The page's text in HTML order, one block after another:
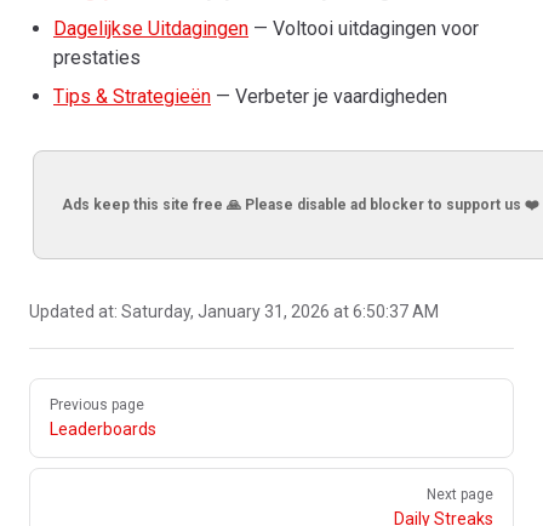
Dagelijkse Uitdagingen — Voltooi uitdagingen voor
prestaties
Tips & Strategieën — Verbeter je vaardigheden
Ads keep this site free 🙏 Please disable ad blocker to support us ❤️
Updated at: Saturday, January 31, 2026 at 6:50:37 AM
Pager
Previous page
Leaderboards
Next page
Daily Streaks